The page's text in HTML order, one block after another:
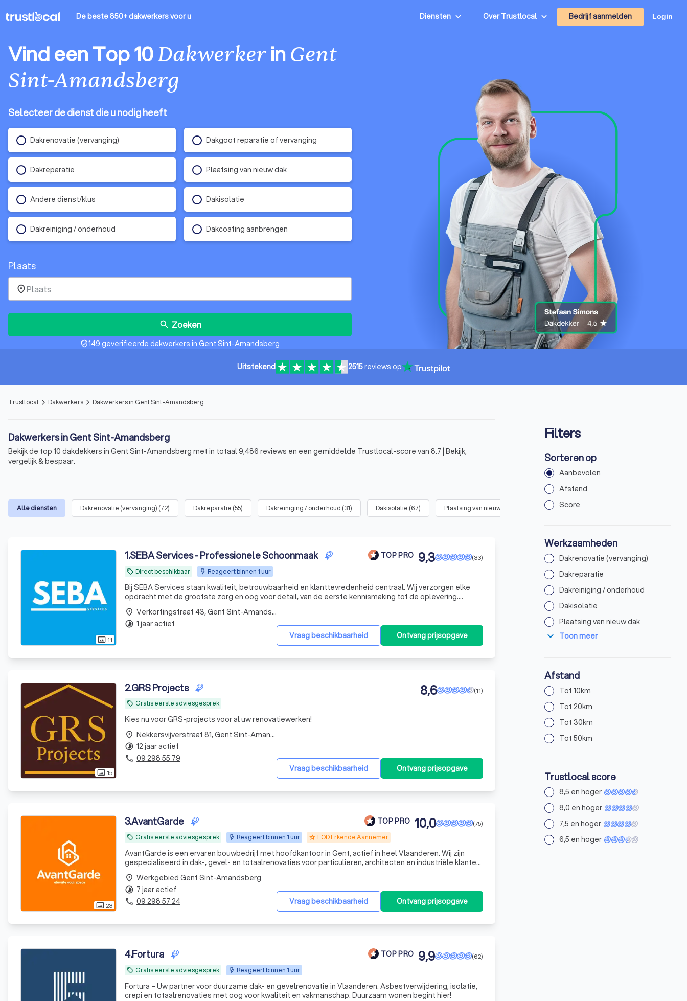
De beste 850+ dakwerkersvoor u Diensten Over Trustlocal Bedrijf aanmelden Login
Vind een Top 10DakwerkerinGent
Sint-Amandsberg
Selecteer de dienst die u nodig heeft
Dakrenovatie (vervanging) Dakgoot reparatie of vervanging
Dakreparatie Plaatsing van nieuw dak
Andere dienst/klus Dakisolatie
Dakreiniging / onderhoud Dakcoating aanbrengen
Plaats
place
search Zoeken
verified_user149 geverifieerde dakwerkers in Gent Sint-Amandsberg
Uitstekend 2515reviews op
Trustlocal arrow_forward_ios Dakwerkers arrow_forward_ios Dakwerkers in Gent Sint-Amandsberg
Dakwerkers in Gent Sint-Amandsberg
Bekijk de top 10 dakdekkers in Gent Sint-Amandsberg met in totaal 9,486 reviews en een gemiddelde Trustlocal-score van 8.7 | Bekijk,
vergelijk & bespaar.
Alle diensten Dakrenovatie (vervanging) (72) Dakreparatie (55) Dakreiniging / onderhoud (31) Dakisolatie (67) Plaatsing van nieuw dak Dakcoating aanbrengen
photo_size_select_actual 11
1.SEBA Services - Professionele Schoonmaak TOP PRO
local_offer Direct beschikbaar Reageert binnen 1 uur
(33)
9,3
Bij SEBA Services staan kwaliteit, betrouwbaarheid en klanttevredenheid centraal. Wij verzorgen elke
opdracht met de grootste zorg en oog voor detail, van de eerste kennismaking tot de oplevering.
Dankzij onze persoonlijke aanpak, duidelijke communicatie en professionele werkwijze weet u altijd waar
Vraag beschikbaarheid Ontvang prijsopgave
place Verkortingstraat 43, Gent Sint-Amandsberg
timelapse 1 jaar actief
photo_size_select_actual 15
2.GRS Projects
local_offer Gratis eerste adviesgesprek
(11)
8,6
Kies nu voor GRS-projects voor al uw renovatiewerken!
Vraag beschikbaarheid Ontvang prijsopgave
place Nekkersvijverstraat 81, Gent Sint-Amandsberg
timelapse 12 jaar actief
phone 09 298 55 79
photo_size_select_actual23
3.AvantGarde TOP PRO
local_offer Gratis eerste adviesgesprek Reageert binnen 1 uur grade FOD Erkende Aannemer
(75)
10,0
AvantGarde is een ervaren bouwbedrijf met hoofdkantoor in Gent, actief in heel Vlaanderen. Wij zijn
gespecialiseerd in dak-, gevel- en totaalrenovaties voor particulieren, architecten en industriële klanten.
Kwaliteit staat bij ons centraal: we werken uitsluitend met A-merken en hanteren een persoon
Vraag beschikbaarheid Ontvang prijsopgave
place Werkgebied Gent Sint-Amandsberg
timelapse 7 jaar actief
phone 09 298 57 24
4.Fortura TOP PRO
local_offer Gratis eerste adviesgesprek Reageert binnen 1 uur
(62)
9,9
Fortura – Uw partner voor duurzame dak- en gevelrenovatie in Vlaanderen. Asbestverwijdering, isolatie,
crepi en totaalrenovaties met oog voor kwaliteit en vakmanschap. Duurzaam wonen begint hier!
Filters
Sorteren op
Aanbevolen
Afstand
Score
Werkzaamheden
Dakrenovatie (vervanging)
Dakreparatie
Dakreiniging / onderhoud
Dakisolatie
Plaatsing van nieuw dak
expand_more Toon meer
Afstand
Tot 10km
Tot 20km
Tot 30km
Tot 50km
Trustlocal score
8,5 en hoger
8,0 en hoger
7,5 en hoger
6,5 en hoger